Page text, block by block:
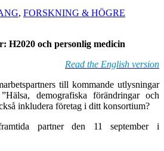
, FORSKNING & HÖGRE
H2020 och personlig medicin
Read the English version
till kommande utlysningar
”Hälsa, demografiska förändringar och
inkludera företag i ditt konsortium?
partner den 11 september i